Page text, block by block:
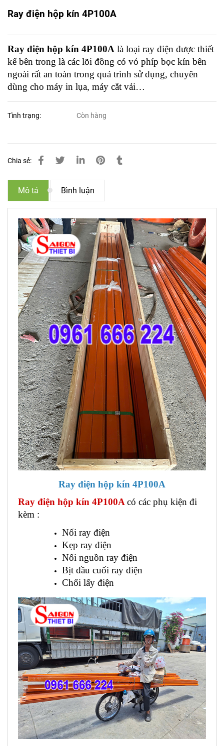
Ray điện hộp kín 4P100A
Ray điện hộp kín 4P100A là loại ray điện được thiết
kế bên trong là các lõi đồng có vỏ phíp bọc kín bên
ngoài rất an toàn trong quá trình sử dụng, chuyên
dùng cho máy in lụa, máy cắt vải…
Tình trạng: Còn hàng
Chia sẻ:
Mô tả Bình luận
Ray điện hộp kín 4P100A
Ray điện hộp kín 4P100A có các phụ kiện đi
kèm :
Nối ray điện
Kẹp ray điện
Nối nguồn ray điện
Bịt đầu cuối ray điện
Chổi lấy điện